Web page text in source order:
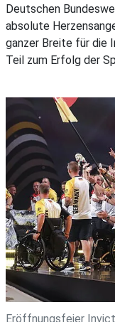
Deutschen
absolute
ganzer Breite für die
Teil zum Erfolg der
Eröffnungsfeier